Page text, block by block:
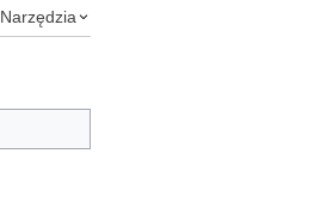
Narzędzia